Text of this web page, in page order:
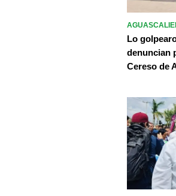
Lo
denuncian
Cereso de